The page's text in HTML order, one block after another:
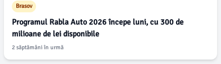
Brasov
Programul Rabla Auto 2026 începe luni, cu 300 de
milioane de lei disponibile
2 săptămâni în urmă